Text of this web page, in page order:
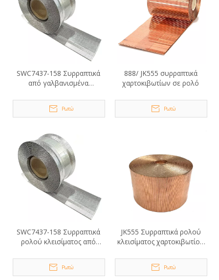
SWC7437-158 Συρραπτικά
από γαλβανισμένα
Ρωτώ
888/ JK555 συρραπτικά
χαρτοκιβωτίων σε ρολό
Ρωτώ
SWC7437-158 Συρραπτικά
ρολού κλεισίματος από
Ρωτώ
JK555 Συρραπτικά ρολού
κλεισίματος χαρτοκιβωτίου
Ρωτώ